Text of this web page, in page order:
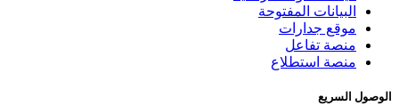
البيانات المفتوحة
موقع جدارات
منصة تفاعل
منصة استطلاع
الوصول السريع